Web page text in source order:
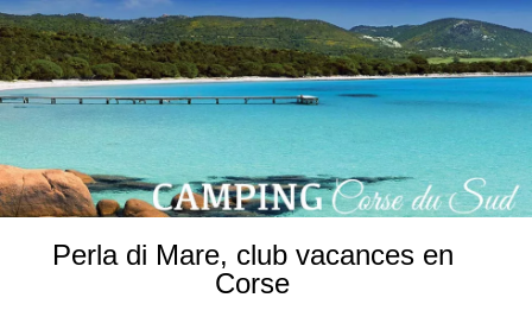
Perla di Mare, club vacances en
Corse